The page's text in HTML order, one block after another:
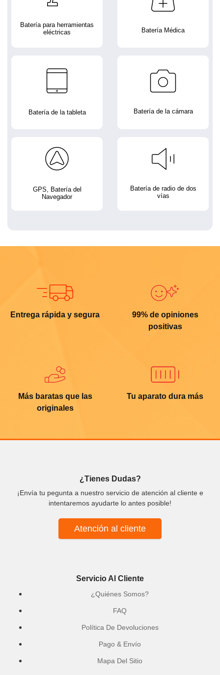
Batería para herramientas
eléctricas
Batería Médica
Batería de la tableta Batería de la cámara
GPS, Batería del
Navegador
Batería de radio de dos
vías
Entrega rápida y segura
99% de opiniones
positivas
Más baratas que las
originales
Tu aparato dura más
¿Tienes Dudas?
¡Envía tu pegunta a nuestro servicio de atención al cliente e
intentaremos ayudarte lo antes posible!
Atención al cliente
Servicio Al Cliente
¿Quiénes Somos?
FAQ
Política De Devoluciones
Pago & Envío
Mapa Del Sitio